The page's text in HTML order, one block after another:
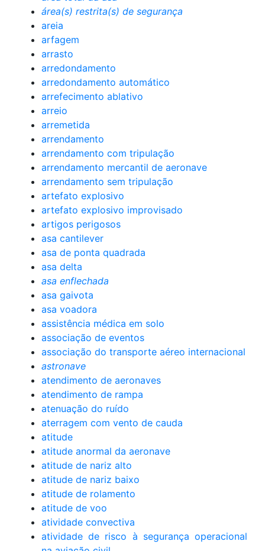
área(s) restrita(s) de segurança
areia
arfagem
arrasto
arredondamento
arredondamento automático
arrefecimento ablativo
arreio
arremetida
arrendamento
arrendamento com tripulação
arrendamento mercantil de aeronave
arrendamento sem tripulação
artefato explosivo
artefato explosivo improvisado
artigos perigosos
asa cantilever
asa de ponta quadrada
asa delta
asa enflechada
asa gaivota
asa voadora
assistência médica em solo
associação de eventos
associação do transporte aéreo internacional
astronave
atendimento de aeronaves
atendimento de rampa
atenuação do ruído
aterragem com vento de cauda
atitude
atitude anormal da aeronave
atitude de nariz alto
atitude de nariz baixo
atitude de rolamento
atitude de voo
atividade convectiva
atividade de risco à segurança operacional